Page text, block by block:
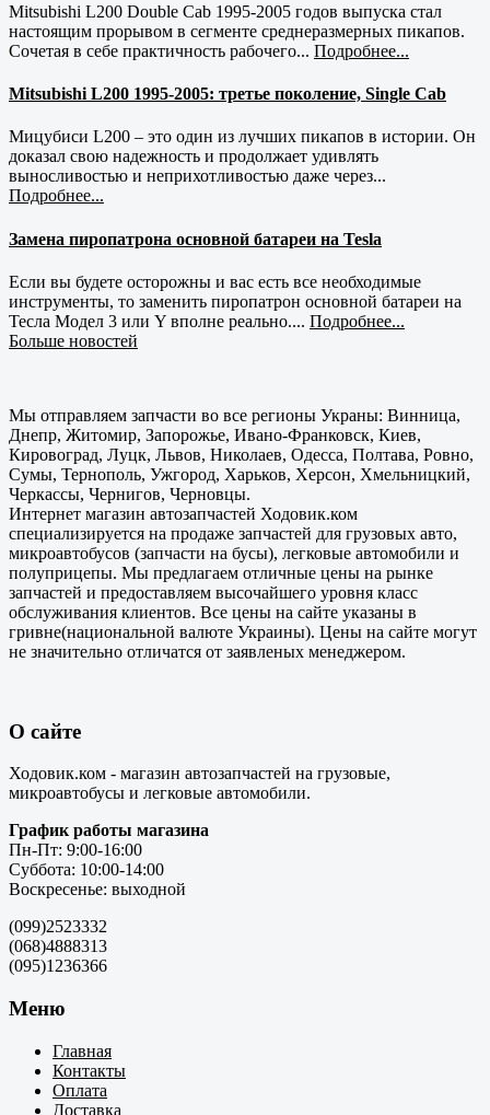
Mitsubishi L200 Double Cab 1995-2005 годов выпуска стал
настоящим прорывом в сегменте среднеразмерных пикапов.
Сочетая в себе практичность рабочего... Подробнее...
Mitsubishi L200 1995-2005: третье поколение, Single Cab
Мицубиси L200 – это один из лучших пикапов в истории. Он
доказал свою надежность и продолжает удивлять
выносливостью и неприхотливостью даже через...
Подробнее...
Замена пиропатрона основной батареи на Tesla
Если вы будете осторожны и вас есть все необходимые
инструменты, то заменить пиропатрон основной батареи на
Тесла Модел 3 или Y вполне реально.... Подробнее...
Больше новостей
Мы отправляем запчасти во все регионы Украны: Винница,
Днепр, Житомир, Запорожье, Ивано-Франковск, Киев,
Кировоград, Луцк, Львов, Николаев, Одесса, Полтава, Ровно,
Сумы, Тернополь, Ужгород, Харьков, Херсон, Хмельницкий,
Черкассы, Чернигов, Черновцы.
Интернет магазин автозапчастей Ходовик.ком
специализируется на продаже запчастей для грузовых авто,
микроавтобусов (запчасти на бусы), легковые автомобили и
полуприцепы. Мы предлагаем отличные цены на рынке
запчастей и предоставляем высочайшего уровня класс
обслуживания клиентов. Все цены на сайте указаны в
гривне(национальной валюте Украины). Цены на сайте могут
не значительно отличатся от заявленых менеджером.
О сайте
Ходовик.ком - магазин автозапчастей на грузовые,
микроавтобусы и легковые автомобили.
График работы магазина
Пн-Пт: 9:00-16:00
Суббота: 10:00-14:00
Воскресенье: выходной
(099)2523332
(068)4888313
(095)1236366
Меню
Главная
Контакты
Оплата
Доставка